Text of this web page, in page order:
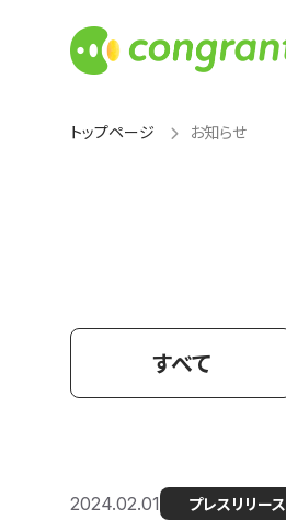
トップページ お知らせ
すべて
2024.02.01 プレスリリース